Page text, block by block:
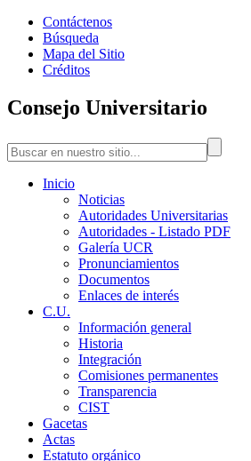
Contáctenos
Búsqueda
Mapa del Sitio
Créditos
Consejo Universitario
Inicio
Noticias
Autoridades Universitarias
Autoridades - Listado PDF
Galería UCR
Pronunciamientos
Documentos
Enlaces de interés
C.U.
Información general
Historia
Integración
Comisiones permanentes
Transparencia
CIST
Gacetas
Actas
Estatuto orgánico